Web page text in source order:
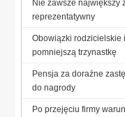
Nie zawsze największy
reprezentatywny
Obowiązki rodzicielskie
pomniejszą trzynastkę
Pensja za doraźne
do nagrody
Po przejęciu firmy